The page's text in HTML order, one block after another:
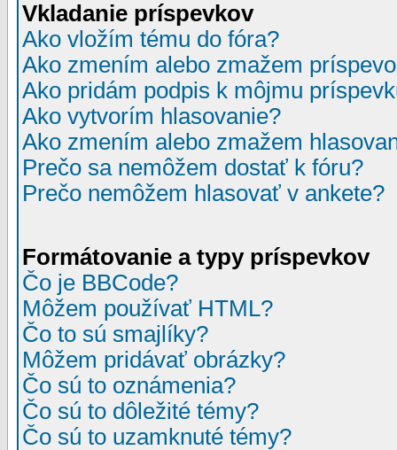
Vkladanie príspevkov
Ako vložím tému do fóra?
Ako zmením alebo zmažem
Ako pridám podpis k môjmu
Ako vytvorím hlasovanie?
Ako zmením alebo zmažem
Prečo sa nemôžem dostať k fóru?
Prečo nemôžem hlasovať v ankete?
Formátovanie a typy príspevkov
Čo je BBCode?
Môžem používať HTML?
Čo to sú smajlíky?
Môžem pridávať obrázky?
Čo sú to oznámenia?
Čo sú to dôležité témy?
Čo sú to uzamknuté témy?